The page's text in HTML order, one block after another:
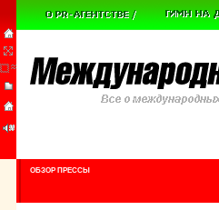
ОБЗОР ПРЕССЫ